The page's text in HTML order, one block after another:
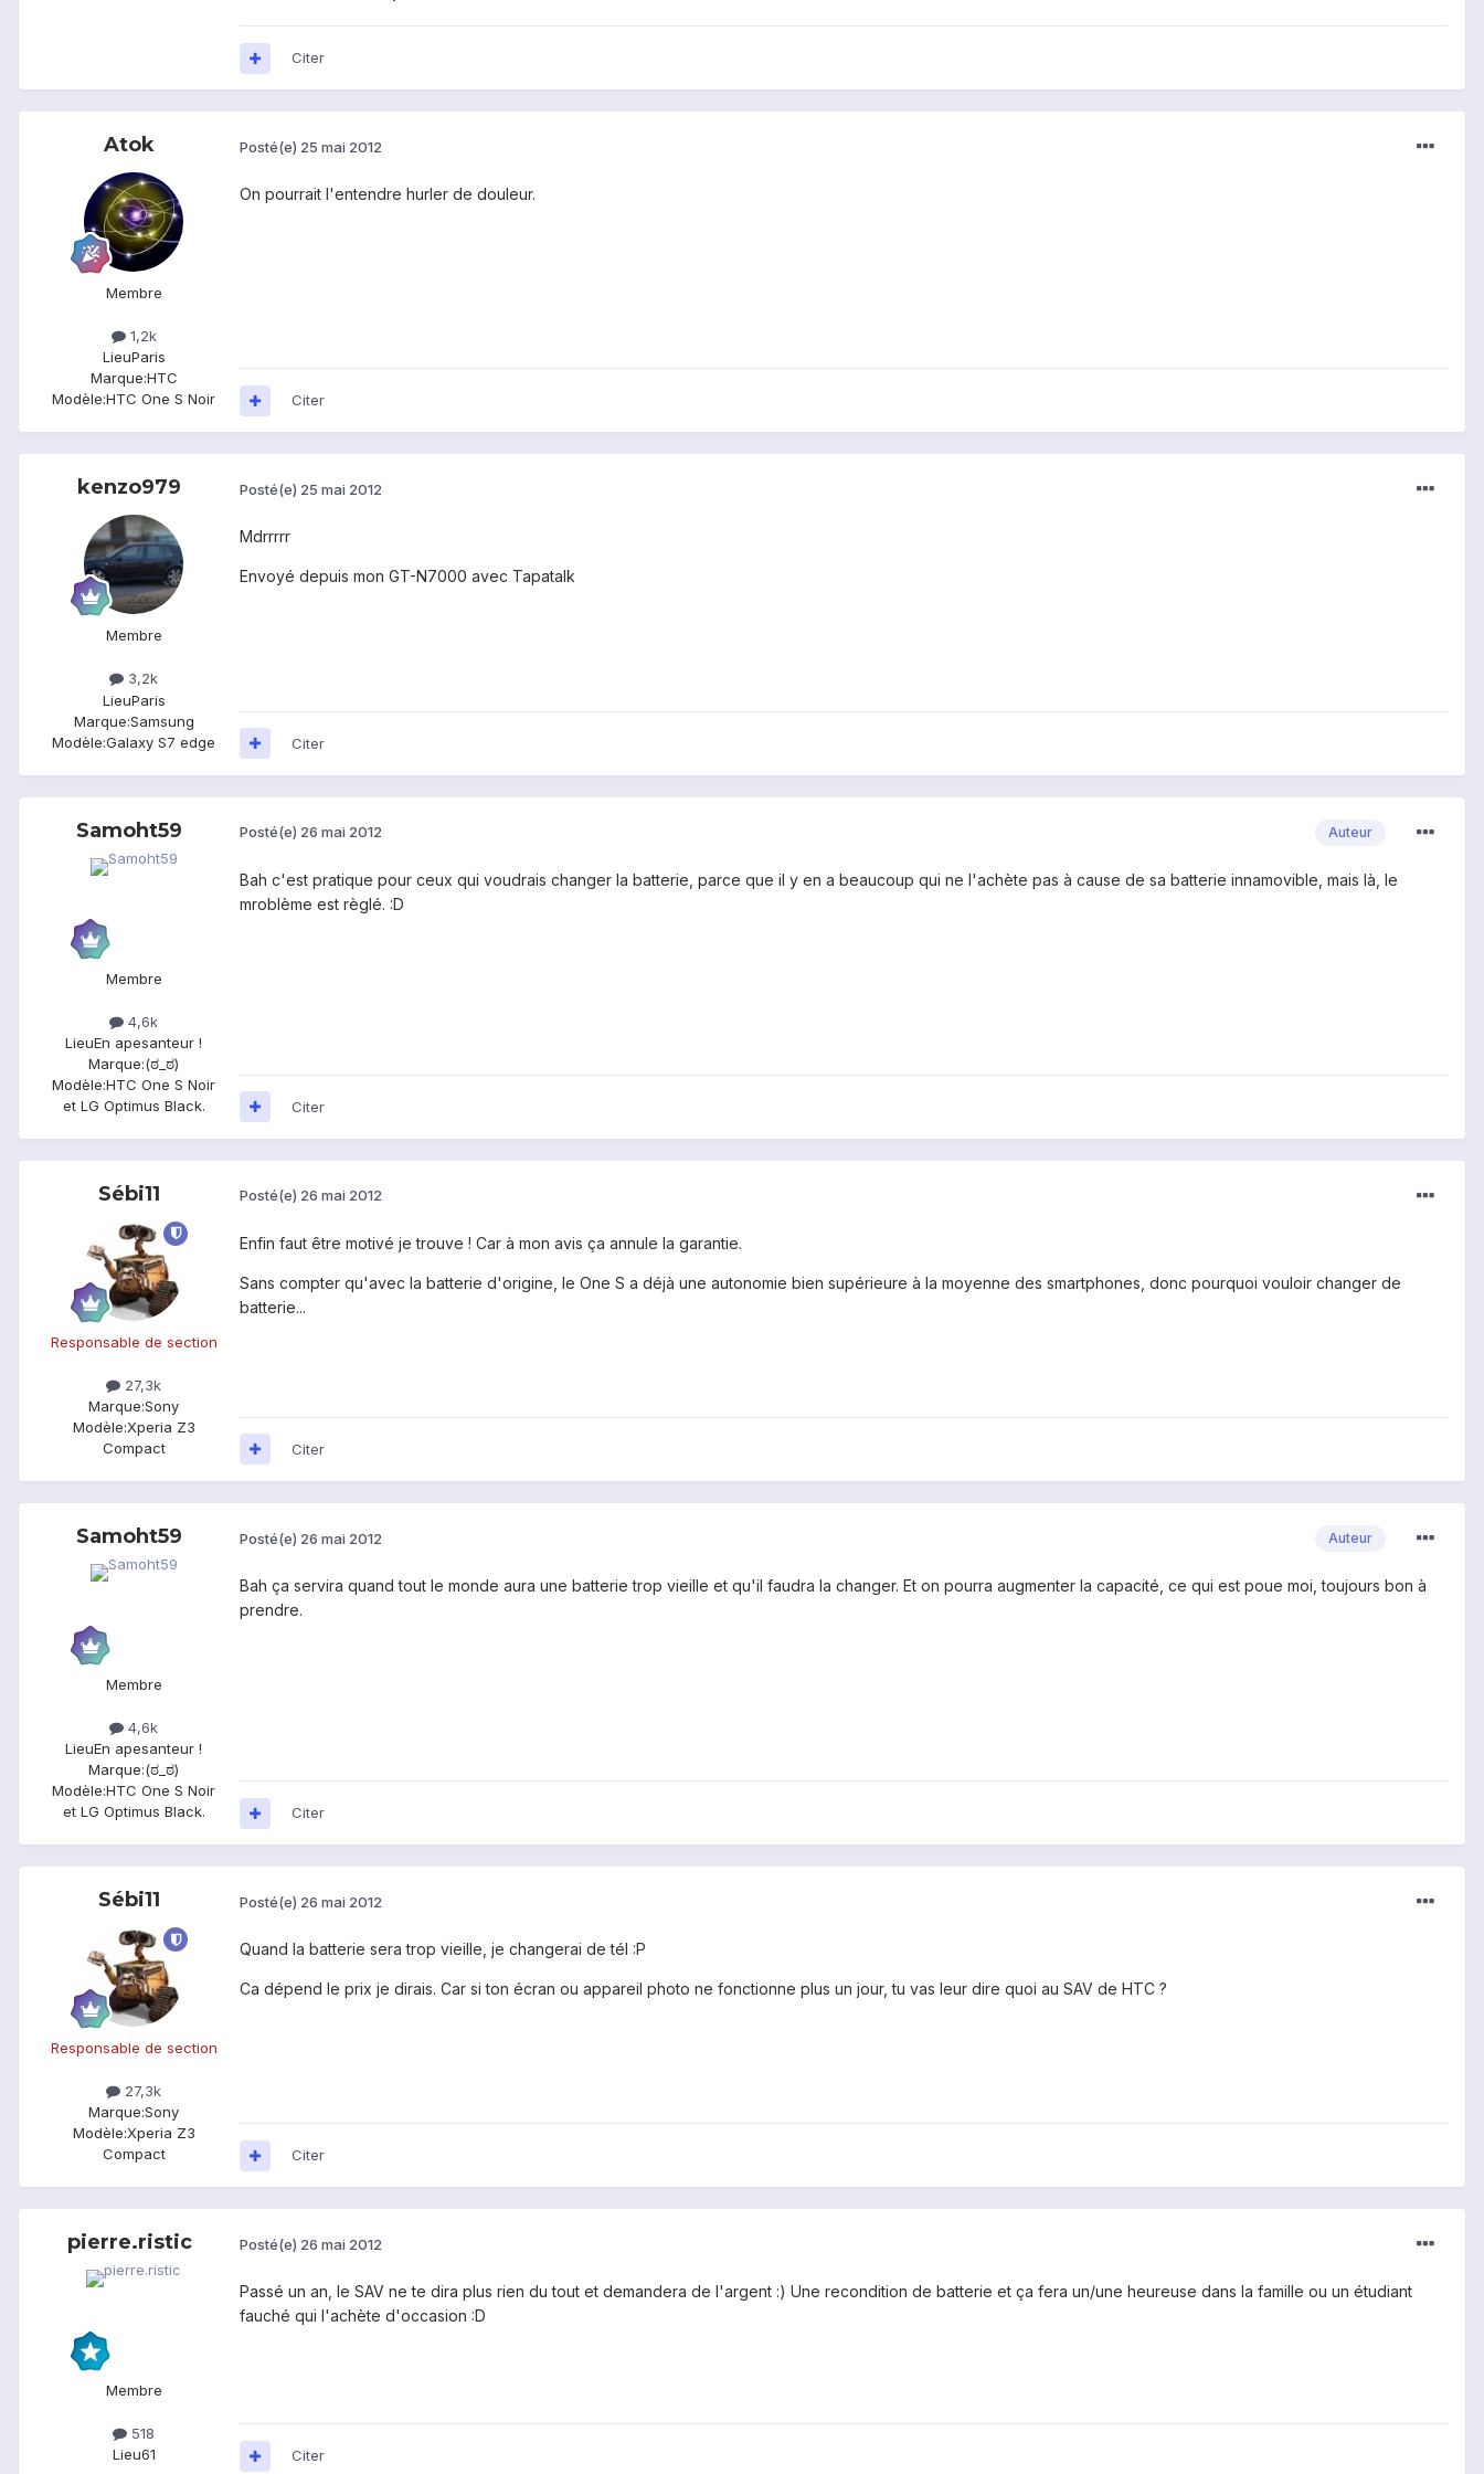
Citer
Atok
Membre
1,2k
LieuParis
Marque:HTC
Modèle:HTC One S Noir
Posté(e) 25 mai 2012
On pourrait l'entendre hurler de douleur.
Citer
kenzo979
Membre
3,2k
LieuParis
Marque:Samsung
Modèle:Galaxy S7 edge
Posté(e) 25 mai 2012
Mdrrrrr
Envoyé depuis mon GT-N7000 avec Tapatalk
Citer
Samoht59
Membre
4,6k
LieuEn apesanteur !
Marque:(ಠ_ಠ)
Modèle:HTC One S Noir
et LG Optimus Black.
Auteur
Posté(e) 26 mai 2012
Bah c'est pratique pour ceux qui voudrais changer la batterie, parce que il y en a beaucoup qui ne l'achète pas à cause de sa batterie innamovible, mais là, le
mroblème est règlé. :D
Citer
Sébi11
Responsable de section
27,3k
Marque:Sony
Modèle:Xperia Z3
Compact
Posté(e) 26 mai 2012
Enfin faut être motivé je trouve ! Car à mon avis ça annule la garantie.
Sans compter qu'avec la batterie d'origine, le One S a déjà une autonomie bien supérieure à la moyenne des smartphones, donc pourquoi vouloir changer de
batterie...
Citer
Samoht59
Membre
4,6k
LieuEn apesanteur !
Marque:(ಠ_ಠ)
Modèle:HTC One S Noir
et LG Optimus Black.
Auteur
Posté(e) 26 mai 2012
Bah ça servira quand tout le monde aura une batterie trop vieille et qu'il faudra la changer. Et on pourra augmenter la capacité, ce qui est poue moi, toujours bon à
prendre.
Citer
Sébi11
Responsable de section
27,3k
Marque:Sony
Modèle:Xperia Z3
Compact
Posté(e) 26 mai 2012
Quand la batterie sera trop vieille, je changerai de tél :P
Ca dépend le prix je dirais. Car si ton écran ou appareil photo ne fonctionne plus un jour, tu vas leur dire quoi au SAV de HTC ?
Citer
pierre.ristic
Membre
518
Lieu61
Posté(e) 26 mai 2012
Passé un an, le SAV ne te dira plus rien du tout et demandera de l'argent :) Une recondition de batterie et ça fera un/une heureuse dans la famille ou un étudiant
fauché qui l'achète d'occasion :D
Citer